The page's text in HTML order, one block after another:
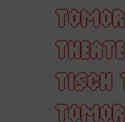
TISCH